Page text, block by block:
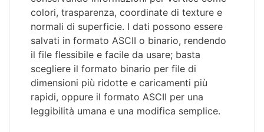
colori, trasparenza, coordinate di texture e
normali di superficie. I dati possono essere
salvati in formato ASCII o binario, rendendo
il file flessibile e facile da usare; basta
scegliere il formato binario per file di
dimensioni più ridotte e caricamenti più
rapidi, oppure il formato ASCII per una
leggibilità umana e una modifica semplice.